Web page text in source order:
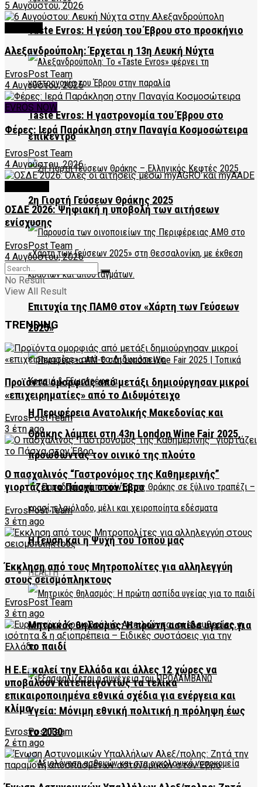
Taste Evros: Η γεύση του Έβρου στο προσκήνιο
Taste Evros: Η γαστρονομία του Έβρου στο
επίκεντρο
2η Γιορτή Γεύσεων Θράκης 2025
Επιτυχία της ΠΑΜΘ στον «Χάρτη των Γεύσεων
2025»
Η Περιφέρεια Ανατολικής Μακεδονίας και
Θράκης λάμπει στη 43η London Wine Fair 2025,
προωθώντας τον οινικό της πλούτο
Η Γεύση και η Ψυχή του Τόπου μας
HEALTH
Μητρικός θηλασμός: Η πρώτη ασπίδα υγείας για
το παιδί
Υγεία: Μόνιμη εθνική πολιτική η πρόληψη έως
το 2030
5 Αυγούστου, 2026
Αλεξανδρούπολη: Έρχεται η 13η Λευκή Νύχτα
EvrosPost Team
4 Αυγούστου, 2026
EVROS NOW
Φέρες: Ιερά Παράκληση στην Παναγία Κοσμοσώτειρα
EvrosPost Team
4 Αυγούστου, 2026
ΟΣΔΕ 2026: Ψηφιακή η υποβολή των αιτήσεων
ενίσχυσης
EvrosPost Team
4 Αυγούστου, 2026
No Result
View All Result
TRENDING
Προϊόντα ομορφιάς από μετάξι δημιούργησαν μικροί
«επιχειρηματίες» από το Διδυμότειχο
EvrosPost Team
3 έτη ago
Ο πασχαλινός “Γαστρονόμος της Καθημερινής”
γιορτάζει το Πάσχα στον Έβρο
EvrosPost Team
3 έτη ago
Έκκληση από τους Μητροπολίτες για αλληλεγγύη
στους σεισμόπληκτους
EvrosPost Team
3 έτη ago
Η Ε.Ε. καλεί την Ελλάδα και άλλες 12 χώρες να
υποβάλουν κατεπειγόντως τα τελικά
επικαιροποιημένα εθνικά σχέδια για ενέργεια και
κλίμα
EvrosPost Team
2 έτη ago